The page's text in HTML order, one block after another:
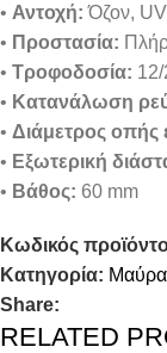
• Αντοχή: Όζον, UV
• Προστασία:
• Τροφοδοσία:
• Κατανάλωση
• Διάμετρος οπής
• Εξωτερική
• Βάθος: 60 mm
Κωδικός
Κατηγορία:
Share:
RELATED